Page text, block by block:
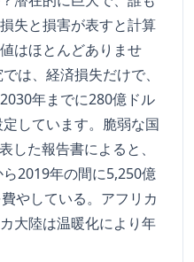
失と損害が表すと計算
はほとんどありませ
は、経済損失だけで、
年までに280億ドル
しています。脆弱な国
した報告書によると、
2019年の間に5,250億
やしている。アフリカ
大陸は温暖化により年